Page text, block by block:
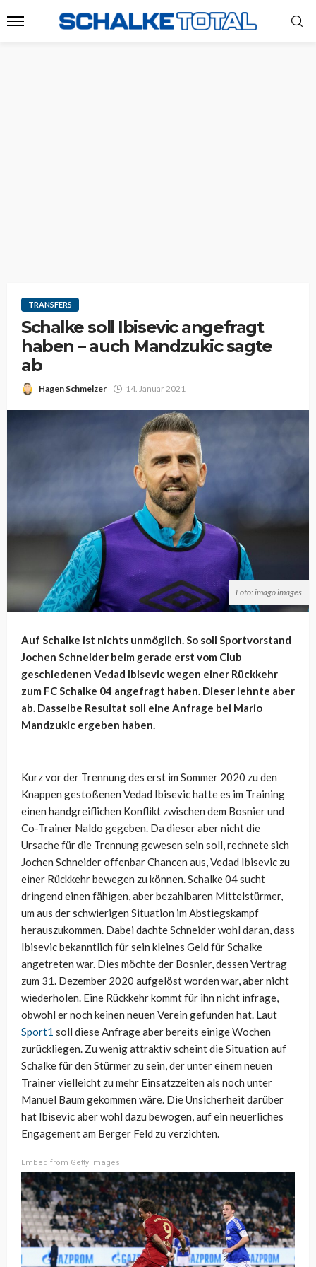
TRANSFERS
Schalke soll Ibisevic angefragt
haben – auch Mandzukic sagte
ab
Hagen Schmelzer 14. Januar 2021
Foto: imago images
Auf Schalke ist nichts unmöglich. So soll Sportvorstand
Jochen Schneider beim gerade erst vom Club
geschiedenen Vedad Ibisevic wegen einer Rückkehr
zum FC Schalke 04 angefragt haben. Dieser lehnte aber
ab. Dasselbe Resultat soll eine Anfrage bei Mario
Mandzukic ergeben haben.
Kurz vor der Trennung des erst im Sommer 2020 zu den
Knappen gestoßenen Vedad Ibisevic hatte es im Training
einen handgreiflichen Konflikt zwischen dem Bosnier und
Co-Trainer Naldo gegeben. Da dieser aber nicht die
Ursache für die Trennung gewesen sein soll, rechnete sich
Jochen Schneider offenbar Chancen aus, Vedad Ibisevic zu
einer Rückkehr bewegen zu können. Schalke 04 sucht
dringend einen fähigen, aber bezahlbaren Mittelstürmer,
um aus der schwierigen Situation im Abstiegskampf
herauszukommen. Dabei dachte Schneider wohl daran, dass
Ibisevic bekanntlich für sein kleines Geld für Schalke
angetreten war. Dies möchte der Bosnier, dessen Vertrag
zum 31. Dezember 2020 aufgelöst worden war, aber nicht
wiederholen. Eine Rückkehr kommt für ihn nicht infrage,
obwohl er noch keinen neuen Verein gefunden hat. Laut
Sport1 soll diese Anfrage aber bereits einige Wochen
zurückliegen. Zu wenig attraktiv scheint die Situation auf
Schalke für den Stürmer zu sein, der unter einem neuen
Trainer vielleicht zu mehr Einsatzzeiten als noch unter
Manuel Baum gekommen wäre. Die Unsicherheit darüber
hat Ibisevic aber wohl dazu bewogen, auf ein neuerliches
Engagement am Berger Feld zu verzichten.
Embed from Getty Images